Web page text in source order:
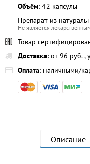
Объём: 42 капсулы
Препарат из
Не является
Товар
Доставка: от 96 руб. ,
Оплата: наличными/
Описание